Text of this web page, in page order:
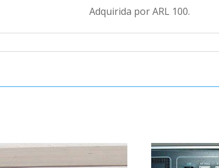
Adquirida por ARL 100.